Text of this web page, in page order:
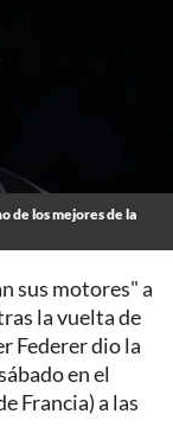
de los mejores de la
sus motores" a
la vuelta de
Federer dio la
en el
Francia) a las